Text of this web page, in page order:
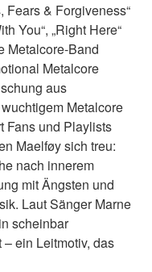
Fears & Forgiveness“
You“, „Right Here“
Metalcore-Band
Metalcore
aus
Metalcore
Fans und Playlists
Maelføy sich treu:
nach innerem
mit Ängsten und
Laut Sänger Marne
scheinbar
ein Leitmotiv, das